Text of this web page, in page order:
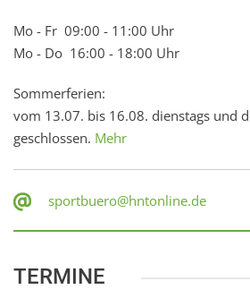
Mo - Fr 09:00 - 11:00 Uhr
Mo - Do 16:00 - 18:00 Uhr
Sommerferien:
vom 13.07. bis 16.08. dienstags und
geschlossen. Mehr
sportbuero@hntonline.de
TERMINE